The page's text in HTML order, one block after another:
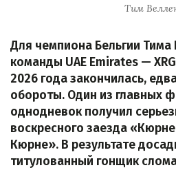
Тим
Для чемпиона Бельгии Тима
команды UAE Emirates —
2026 года закончилась,
обороты. Один из главных
однодневок получил
воскресного заезда
Кюрне». В результате
титулованный гонщик